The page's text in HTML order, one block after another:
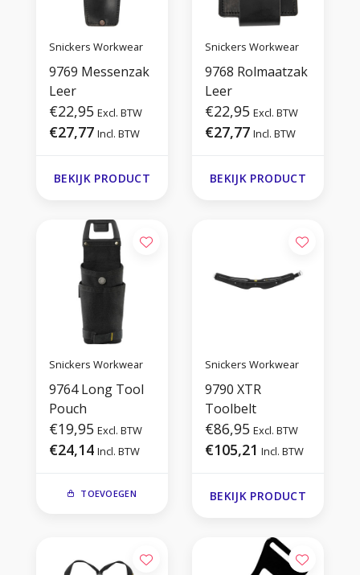
Snickers Workwear
9769 Messenzak
Leer
€22,95 Excl. BTW
€27,77 Incl. BTW
BEKIJK PRODUCT
Snickers Workwear
9768 Rolmaatzak
Leer
€22,95 Excl. BTW
€27,77 Incl. BTW
BEKIJK PRODUCT
Snickers Workwear
9764 Long Tool
Pouch
€19,95 Excl. BTW
€24,14 Incl. BTW
TOEVOEGEN
Snickers Workwear
9790 XTR
Toolbelt
€86,95 Excl. BTW
€105,21 Incl. BTW
BEKIJK PRODUCT